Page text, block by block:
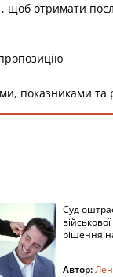
щоб отримати
показниками та
Суд
рішення
Автор: